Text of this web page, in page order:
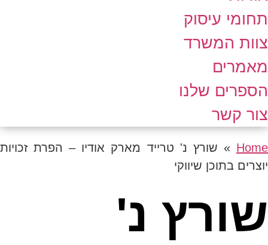
תחומי עיסוק
צוות המשרד
מאמרים
הספרים שלנו
צור קשר
Home
» שורץ נ' טרייד מארק אודיו – הפרת זכויות
יוצרים בתוכן שיווקי
שורץ נ'